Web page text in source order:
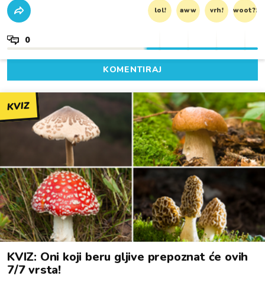
lol! aww vrh! woot?!
0
KOMENTIRAJ
KVIZ
KVIZ: Oni koji beru gljive prepoznat će ovih
7/7 vrsta!